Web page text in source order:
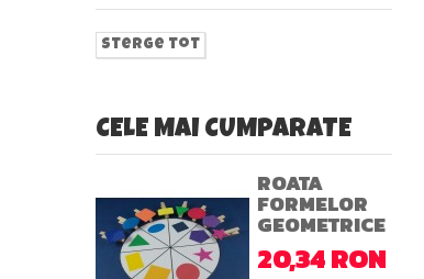
sterge tot
CELE MAI CUMPARATE
ROATA
FORMELOR
GEOMETRICE
20,34 RON